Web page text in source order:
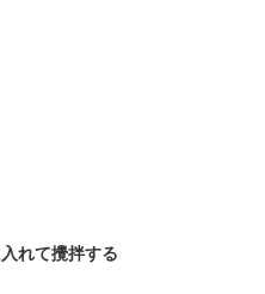
れて攪拌する